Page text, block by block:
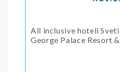
All inclusive hoteli
George Palace Resort &